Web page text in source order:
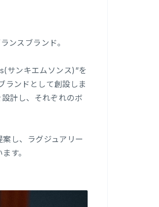
ンスブランド。
サンキエムソンス)”を
ンドとして創設しま
計し、それぞれのボ
し、ラグジュアリー
す。